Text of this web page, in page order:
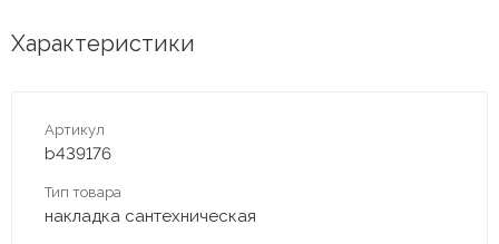
Характеристики
Артикул
b439176
Тип товара
накладка сантехническая